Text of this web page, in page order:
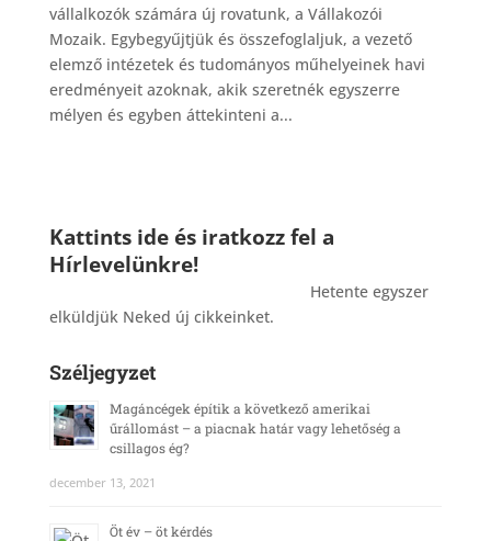
vállalkozók számára új rovatunk, a Vállakozói
Mozaik. Egybegyűjtjük és összefoglaljuk, a vezető
elemző intézetek és tudományos műhelyeinek havi
eredményeit azoknak, akik szeretnék egyszerre
mélyen és egyben áttekinteni a...
Kattints ide és iratkozz fel a
Hírlevelünkre!
Hetente egyszer
elküldjük Neked új cikkeinket.
Széljegyzet
Magáncégek építik a következő amerikai
űrállomást – a piacnak határ vagy lehetőség a
csillagos ég?
december 13, 2021
Öt év – öt kérdés